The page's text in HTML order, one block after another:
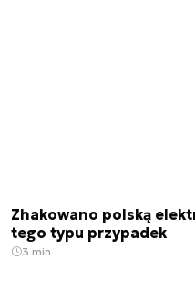
Zhakowano polską
tego typu przypadek
3 min.